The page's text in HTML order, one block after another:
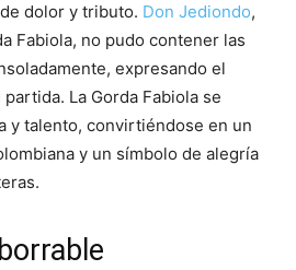
dolor y tributo. Don Jediondo,
Fabiola, no pudo contener las
expresando el
La Gorda Fabiola se
y talento, convirtiéndose en un
y un símbolo de alegría